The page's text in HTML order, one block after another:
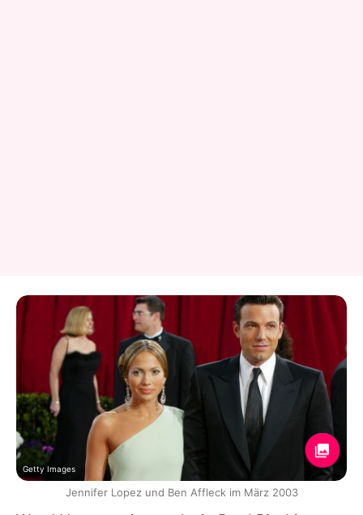
Getty Images
Jennifer Lopez und Ben Affleck im März 2003